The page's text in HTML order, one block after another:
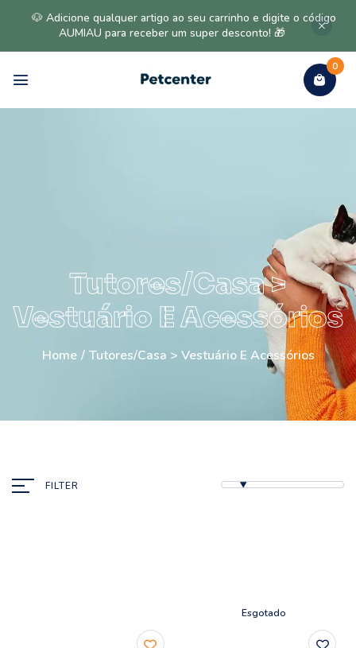
🐶 Adicione qualquer artigo ao seu carrinho e digite o código
AUMIAU para receber um super desconto! 🎁
0
Tutores/Casa >
Vestuário E Acessórios
Home / Tutores/Casa > Vestuário E Acessórios
FILTER
Esgotado